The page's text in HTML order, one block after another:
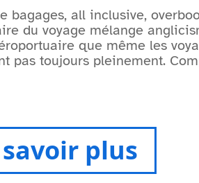
bagages, all inclusive,
du voyage mélange
que même les
pas toujours pleinement.
savoir plus